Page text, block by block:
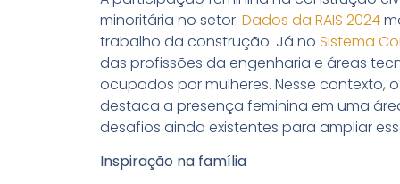
minoritária no setor. Dados da RAIS 2024
trabalho da construção. Já no Sistema
das profissões da engenharia e áreas
ocupados por mulheres. Nesse contexto,
destaca a presença feminina em uma
desafios ainda existentes para ampliar
Inspiração na família